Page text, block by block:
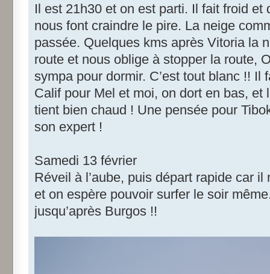
Il est 21h30 et on est parti. Il fait froid et
nous font craindre le pire. La neige
passée. Quelques kms après Vitoria la
route et nous oblige à stopper la route,
sympa pour dormir. C’est tout blanc !! Il
Calif pour Mel et moi, on dort en bas, et
tient bien chaud ! Une pensée pour
son expert !
Samedi 13 février
Réveil à l’aube, puis départ rapide car
et on espère pouvoir surfer le soir
jusqu’après Burgos !!